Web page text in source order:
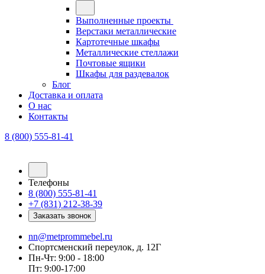
Выполненные проекты
Верстаки металлические
Картотечные шкафы
Металлические стеллажи
Почтовые ящики
Шкафы для раздевалок
Блог
Доставка и оплата
О нас
Контакты
8 (800) 555-81-41
Телефоны
8 (800) 555-81-41
+7 (831) 212-38-39
Заказать звонок
nn@metprommebel.ru
Спортсменский переулок, д. 12Г
Пн-Чт: 9:00 - 18:00
Пт: 9:00-17:00